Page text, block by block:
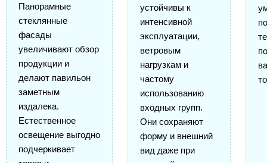
Панорамные
стеклянные
фасады
увеличивают обзор
продукции и
делают павильон
заметным
издалека.
Естественное
освещение выгодно
подчеркивает
устойчивы к
интенсивной
эксплуатации,
ветровым
нагрузкам и
частому
использованию
входных групп.
Они сохраняют
форму и внешний
вид даже при